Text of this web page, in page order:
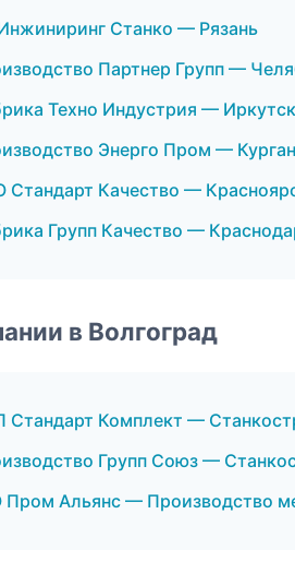
Станко — Рязань
Партнер Групп —
Техно Индустрия — Иркутск
Энерго Пром — Курган
Стандарт Качество —
Групп Качество —
в Волгоград
Стандарт Комплект —
Групп Союз —
Пром Альянс — Производство